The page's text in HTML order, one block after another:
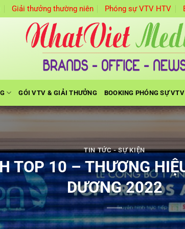
Giải thưởng thường niên Phóng sự VTV HTV
GÓI VTV & GIẢI THƯỞNG BOOKING PHÓNG SỰ
TIN TỨC - SỰ KIỆN
TOP 10 – THƯƠNG
DƯƠNG 2022